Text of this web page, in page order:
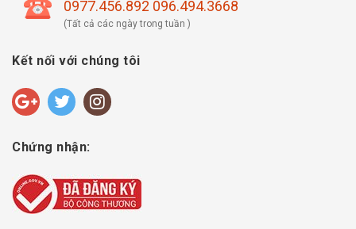
0977.456.892 096.494.3668
(Tất cả các ngày trong tuần )
Kết nối với chúng tôi
Chứng nhận: